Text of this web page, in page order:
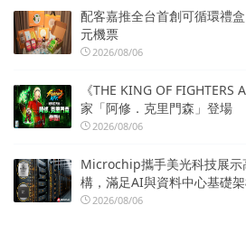
配客嘉推全台首創可循環禮
元機票
2026/08/06
《THE KING OF
家「阿修．克里門森」登場
2026/08/06
Microchip攜手美光科技展示
構，滿足AI與資料中心基礎
2026/08/06